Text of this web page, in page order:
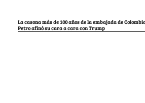
La casona más de 100 años de la embajada de
Petro afinó su cara a cara con Trump